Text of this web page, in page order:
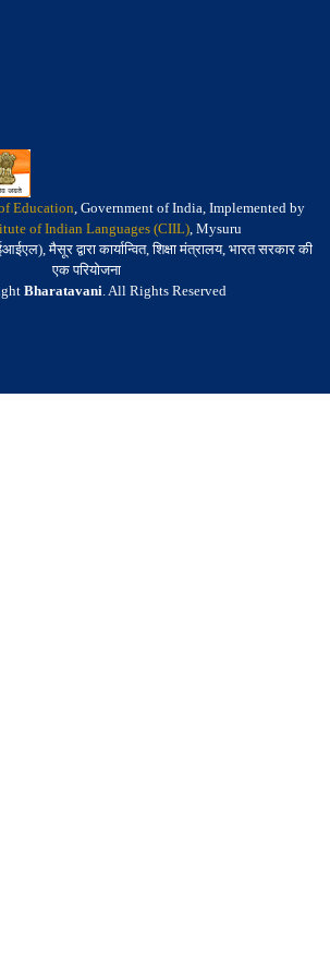
Education, Government of India, Implemented by
of Indian Languages (CIIL), Mysuru
मैसूर द्वारा कार्यान्वित, शिक्षा मंत्रालय, भारत सरकार की
एक परियोजना
Bharatavani. All Rights Reserved